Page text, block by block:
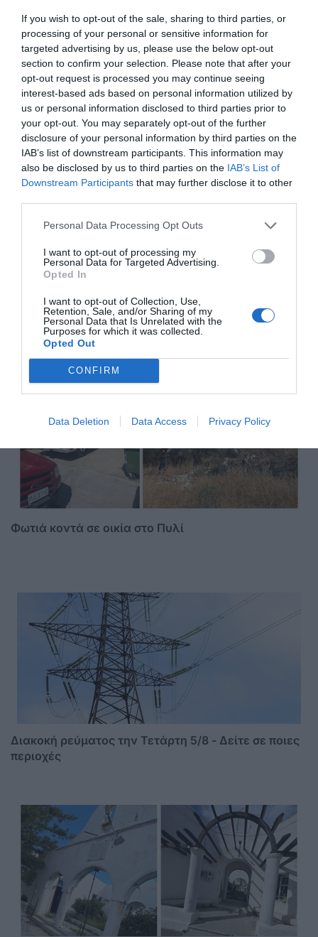
If you wish to opt-out of the sale, sharing to third parties, or
processing of your personal or sensitive information for
targeted advertising by us, please use the below opt-out
section to confirm your selection. Please note that after your
opt-out request is processed you may continue seeing
interest-based ads based on personal information utilized by
us or personal information disclosed to third parties prior to
your opt-out. You may separately opt-out of the further
disclosure of your personal information by third parties on the
IAB’s list of downstream participants. This information may
also be disclosed by us to third parties on the IAB’s List of
Downstream Participants that may further disclose it to other
Personal Data Processing Opt Outs
I want to opt-out of processing my
Personal Data for Targeted Advertising.
Opted In
I want to opt-out of Collection, Use,
Retention, Sale, and/or Sharing of my
Personal Data that Is Unrelated with the
Purposes for which it was collected.
Opted Out
CONFIRM
Data Deletion Data Access Privacy Policy
ΤΙΤΛΟΣ
ΣΧΟΛΙΟ
Αποστολή
ΣΑΣ ΠΡΟΤΕΙΝΟΥΜΕ ΑΚΟΜΗ
Φωτιά κοντά σε οικία στο Πυλί
Διακοκή ρεύματος την Τετάρτη 5/8 - Δείτε σε ποιες
περιοχές